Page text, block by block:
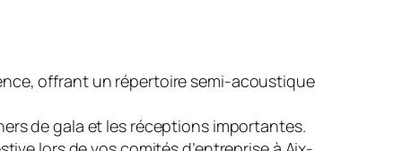
offrant un répertoire semi-acoustique
de gala et les réceptions importantes.